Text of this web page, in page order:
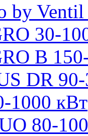
by
30-
B
DR
1000 кВт
80-